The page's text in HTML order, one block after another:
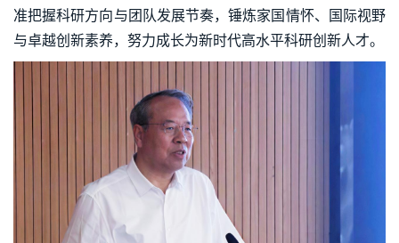
准把握科研方向与团队发展节奏，锤炼家国情怀、国际视野
与卓越创新素养，努力成长为新时代高水平科研创新人才。